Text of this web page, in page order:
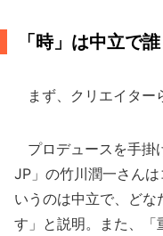
「時」は中立で
まず、クリエイター
プロデュースを手掛
JP」の竹川潤一さん
いうのは中立で、どな
す」と説明。また、「